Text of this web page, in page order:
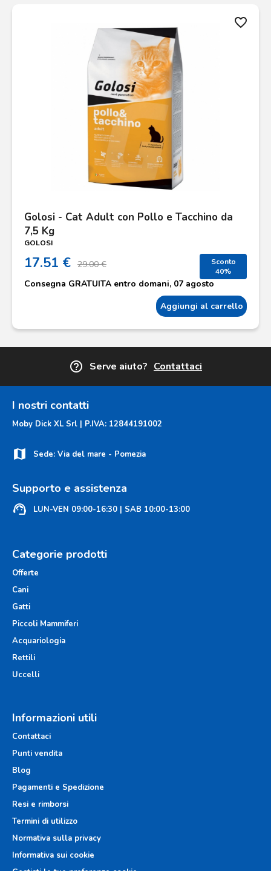
favorite_border
Golosi - Cat Adult con Pollo e Tacchino da
7,5 Kg
GOLOSI
17.51 € 29.00 €
Sconto
40%
Consegna GRATUITA entro domani, 07 agosto
Aggiungi al carrello
help_outline Serve aiuto? Contattaci
I nostri contatti
Moby Dick XL Srl | P.IVA: 12844191002
map Sede: Via del mare - Pomezia
Supporto e assistenza
support_agent LUN-VEN 09:00-16:30 | SAB 10:00-13:00
Categorie prodotti
Offerte
Cani
Gatti
Piccoli Mammiferi
Acquariologia
Rettili
Uccelli
Informazioni utili
Contattaci
Punti vendita
Blog
Pagamenti e Spedizione
Resi e rimborsi
Termini di utilizzo
Normativa sulla privacy
Informativa sui cookie